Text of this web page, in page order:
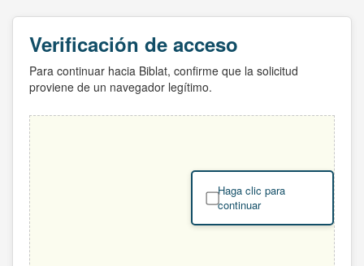
Verificación de acceso
Para continuar hacia Biblat, confirme que la solicitud
proviene de un navegador legítimo.
Haga clic para
continuar